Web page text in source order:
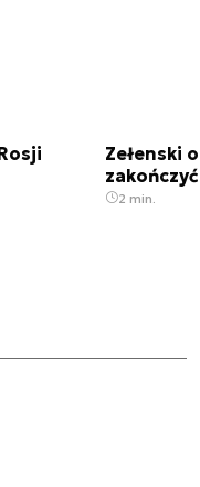
Zełenski
2 min.